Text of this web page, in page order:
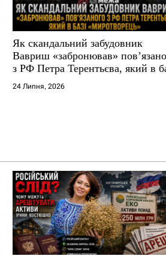
Як скандальний забудовник
Вавриш «забронював»
з РФ Петра Терентьєва, який в
«Миротворець»
24 Липня, 2026